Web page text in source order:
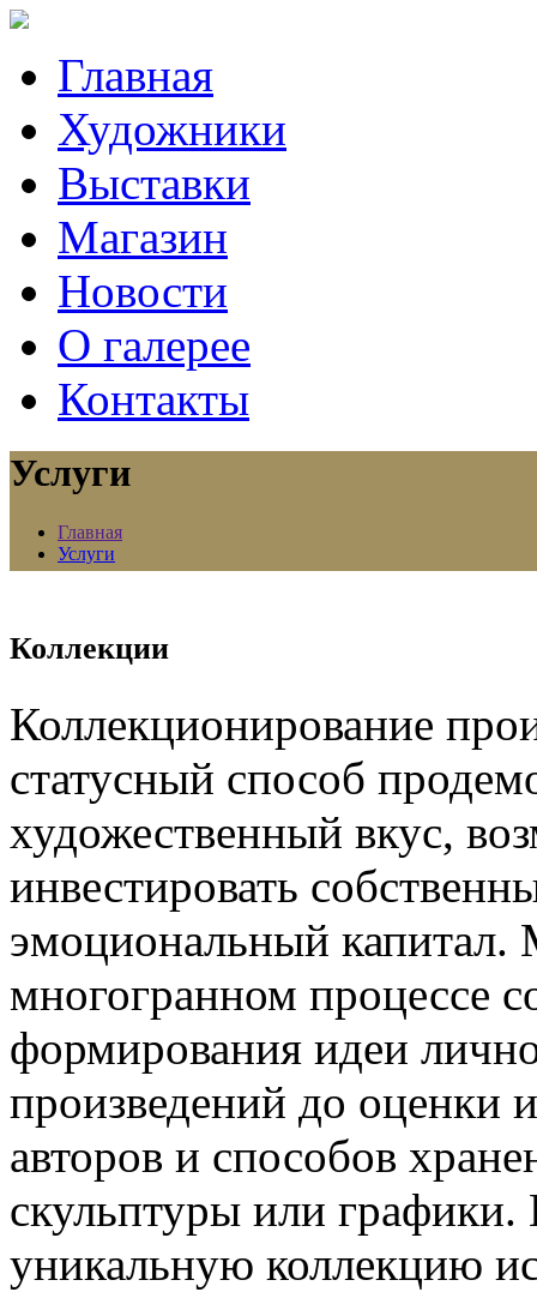
Главная
Художники
Выставки
Магазин
Новости
О галерее
Контакты
Услуги
Главная
Услуги
Коллекции
Коллекционирование
статусный способ
художественный вкус,
инвестировать
эмоциональный
многогранном процессе
формирования идеи
произведений до оценки
авторов и способов
скульптуры или
уникальную коллекцию